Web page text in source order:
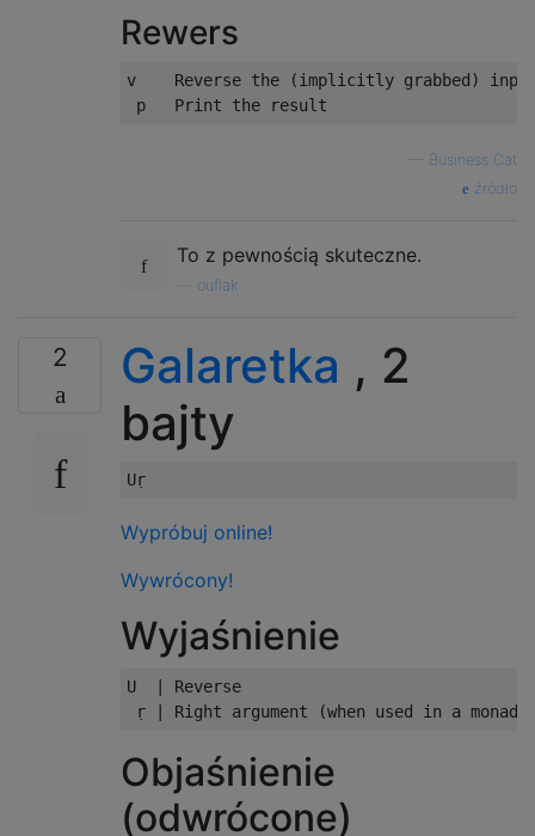
Rewers
v    Reverse the (implicitly grabbed)
Business Cat
źródło
To z pewnością skuteczne.
ouflak
2 Galaretka , 2
bajty
Wypróbuj online!
Wywrócony!
Wyjaśnienie
U  | Reverse
Objaśnienie
(odwrócone)